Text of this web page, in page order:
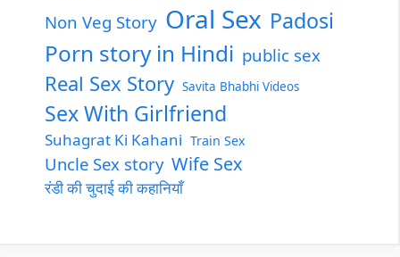
Non Veg Story Oral Sex Padosi
Porn story in Hindi public sex
Real Sex Story Savita Bhabhi Videos
Sex With Girlfriend
Suhagrat Ki Kahani Train Sex
Uncle Sex story Wife Sex
रंडी की चुदाई की कहानियाँ